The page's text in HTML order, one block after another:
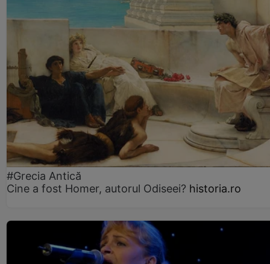
#Grecia Antică
Cine a fost Homer, autorul Odiseei? historia.ro